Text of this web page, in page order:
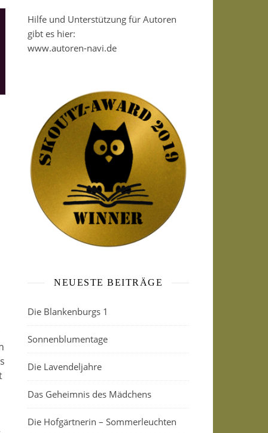
Hilfe und Unterstützung für Autoren
gibt es hier:
www.autoren-navi.de
NEUESTE BEITRÄGE
Die Blankenburgs 1
Sonnenblumentage
Die Lavendeljahre
Das Geheimnis des Mädchens
Die Hofgärtnerin – Sommerleuchten